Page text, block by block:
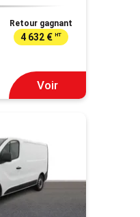
Retour gagnant
4 632 € HT
Voir